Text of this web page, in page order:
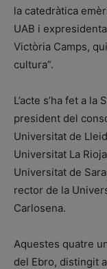
la catedràtica
UAB i
Victòria Camps,
cultura”.
L’acte s’ha fet a
president del
Universitat de
Universitat La
Universitat de
rector de la
Carlosena.
Aquestes quatre
del Ebro, distingit